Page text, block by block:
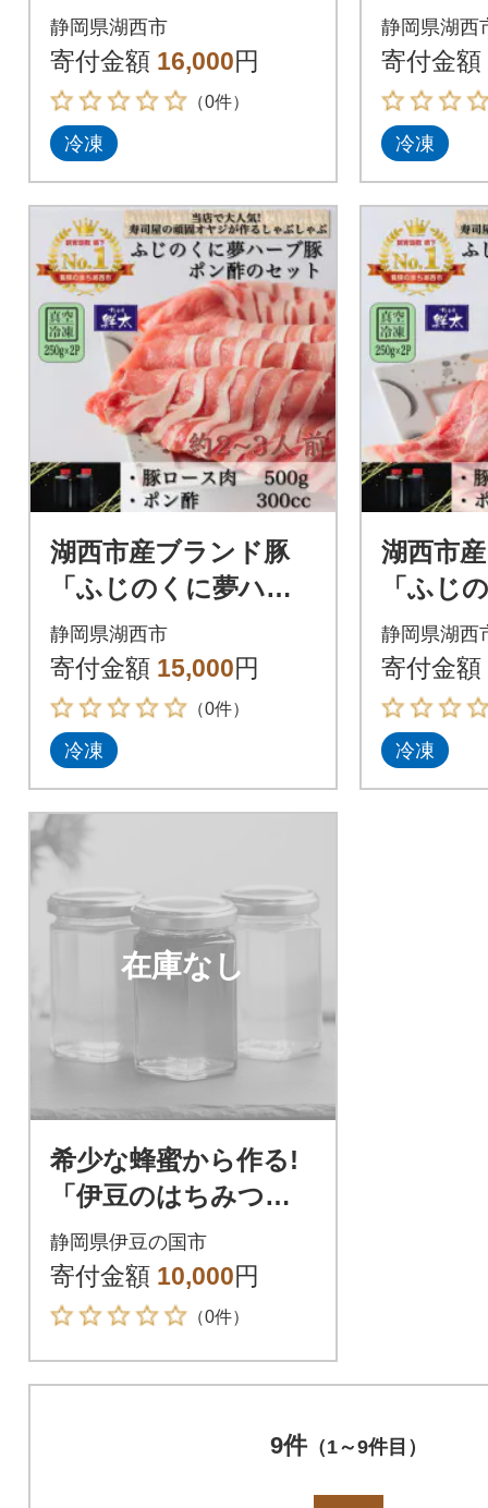
ブ豚」味噌鍋用豚バラ
肉(500g)と手作り味噌
鍋つゆのセット
静岡県湖西市
寄付金額 16,000円
（0件）
冷凍
ブ豚」
用バラ
りポン
静岡県湖西
寄付金額
冷凍
湖西市産ブランド豚
「ふじのくに夢ハー
ブ豚」しゃぶしゃぶ
用ロース肉(500g)と手
作りポン酢のセット
静岡県湖西市
寄付金額 15,000円
（0件）
冷凍
湖西市
「ふじ
ブ豚」
用肩ロ
手作り
ト
静岡県湖西
寄付金額
冷凍
在庫なし
希少な蜂蜜から作る!
「伊豆のはちみつジ
ャムセット」(170g×3
本)
静岡県伊豆の国市
寄付金額 10,000円
（0件）
9件（1～9件目）